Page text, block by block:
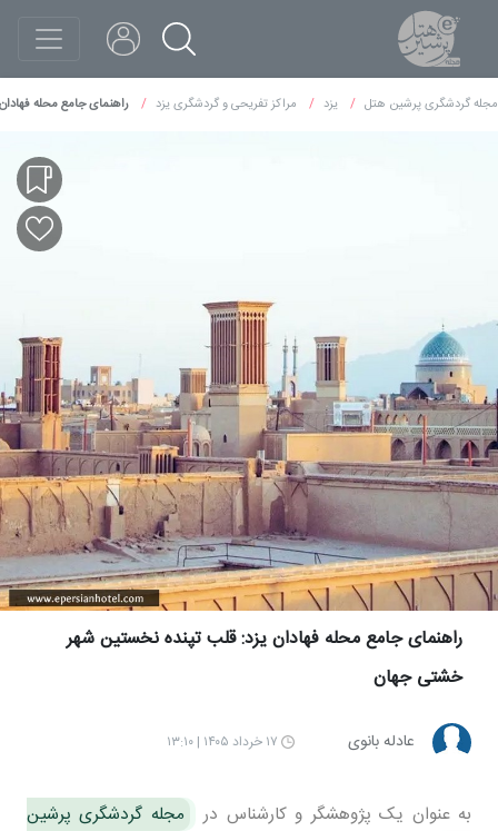
مجله گردشگری پرشین هتل یزد مراکز تفریحی و گردشگری یزد راهنمای جامع محله
راهنمای جامع محله فهادان یزد: قلب تپنده نخستین شهر
خشتی جهان
عادله بانوی ۱۷ خرداد ۱۴۰۵ | ۱۳:۱۰
به عنوان یک پژوهشگر و کارشناس در
مجله گردشگری پرشین